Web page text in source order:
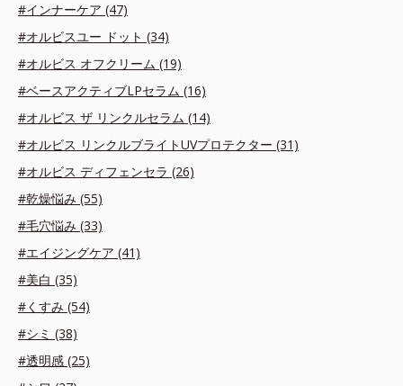
#インナーケア (47)
#オルビスユー ドット (34)
#オルビス オフクリーム (19)
#ベースアクティブLPセラム (16)
#オルビス ザ リンクルセラム (14)
#オルビス リンクルブライトUVプロテクター (31)
#オルビス ディフェンセラ (26)
#乾燥悩み (55)
#毛穴悩み (33)
#エイジングケア (41)
#美白 (35)
#くすみ (54)
#シミ (38)
#透明感 (25)